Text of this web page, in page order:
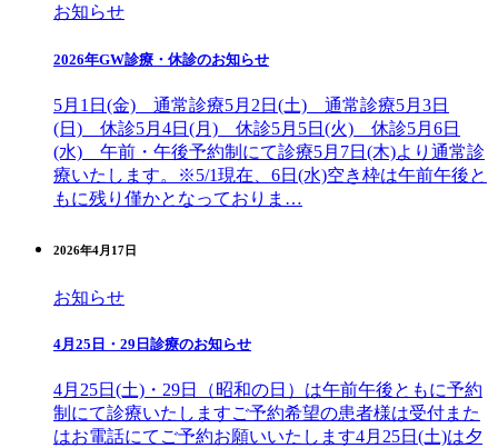
お知らせ
2026年GW診療・休診のお知らせ
5月1日(金) 通常診療5月2日(土) 通常診療5月3日
(日) 休診5月4日(月) 休診5月5日(火) 休診5月6日
(水) 午前・午後予約制にて診療5月7日(木)より通常診
療いたします。※5/1現在、6日(水)空き枠は午前午後と
もに残り僅かとなっておりま…
2026年4月17日
お知らせ
4月25日・29日診療のお知らせ
4月25日(土)・29日（昭和の日）は午前午後ともに予約
制にて診療いたしますご予約希望の患者様は受付また
はお電話にてご予約お願いいたします4月25日(土)は夕